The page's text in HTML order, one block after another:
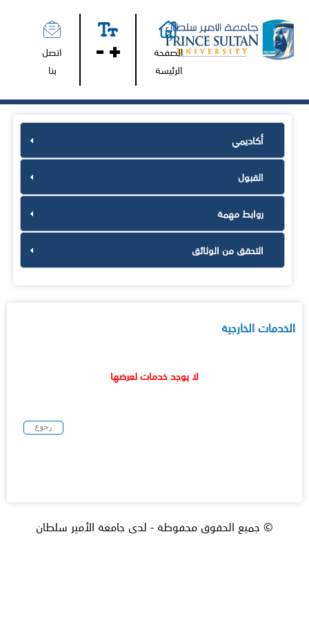
الصفحة
الرئيسة
اتصل
بنا
أكاديمي
القبول
روابط مهمة
التحقق من الوثائق
الخدمات الخارجية
لا يوجد خدمات لعرضها
© جميع الحقوق محفوظة - لدى جامعة الأمير سلطان